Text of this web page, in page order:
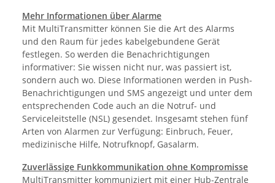
Mehr Informationen über Alarme
Mit MultiTransmitter können Sie die Art des Alarms
und den Raum für jedes kabelgebundene Gerät
festlegen. So werden die Benachrichtigungen
informativer: Sie wissen nicht nur, was passiert ist,
sondern auch wo. Diese Informationen werden in Push-
Benachrichtigungen und SMS angezeigt und unter dem
entsprechenden Code auch an die Notruf- und
Serviceleitstelle (NSL) gesendet. Insgesamt stehen fünf
Arten von Alarmen zur Verfügung: Einbruch, Feuer,
medizinische Hilfe, Notrufknopf, Gasalarm.
Zuverlässige Funkkommunikation ohne Kompromisse
MultiTransmitter kommuniziert mit einer Hub-Zentrale